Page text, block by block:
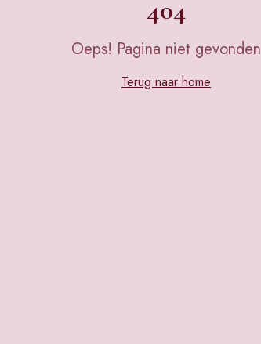
404
Oeps! Pagina niet gevonden
Terug naar home